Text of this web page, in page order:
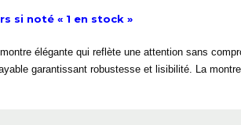
si noté « 1 en stock »
élégante qui reflète une attention sans
garantissant robustesse et lisibilité. La